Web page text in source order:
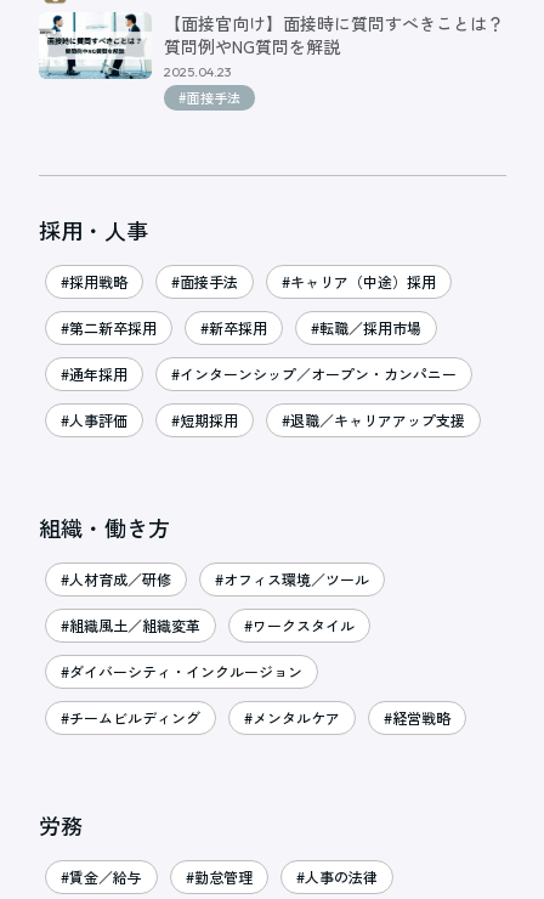
【面接官向け】面接時に質問すべきことは？
質問例やNG質問を解説
2025.04.23
#面接手法
採用・人事
#採用戦略 #面接手法 #キャリア（中途）採用
#第二新卒採用 #新卒採用 #転職／採用市場
#通年採用 #インターンシップ／オープン・カンパニー
#人事評価 #短期採用 #退職／キャリアアップ支援
組織・働き方
#人材育成／研修 #オフィス環境／ツール
#組織風土／組織変革 #ワークスタイル
#ダイバーシティ・インクルージョン
#チームビルディング #メンタルケア #経営戦略
労務
#賃金／給与 #勤怠管理 #人事の法律